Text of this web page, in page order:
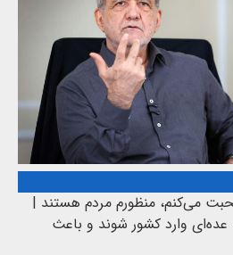
می‌کنم، منظورم مردم هستند |
عده‌ای وارد کشور شوند و باعث